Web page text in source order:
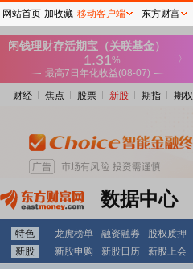
财经 焦点 股票 新股 期指 期权
数据中心
特色 龙虎榜单 融资融券 股权质押
新股
新股申购 新股日历 新股上会
网站首页 加收藏 移动客户端 东方财富